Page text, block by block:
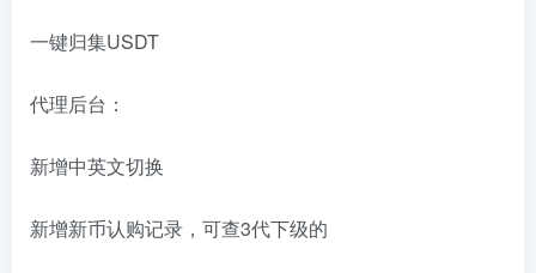
一键归集USDT
代理后台：
新增中英文切换
新增新币认购记录，可查3代下级的